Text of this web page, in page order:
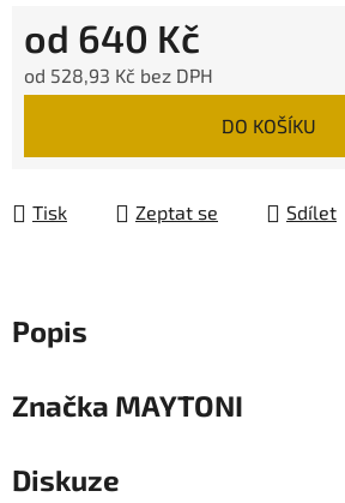
od 640 Kč
od 528,93 Kč bez DPH
DO KOŠÍKU
Tisk Zeptat se Sdílet
Popis
Značka MAYTONI
Diskuze